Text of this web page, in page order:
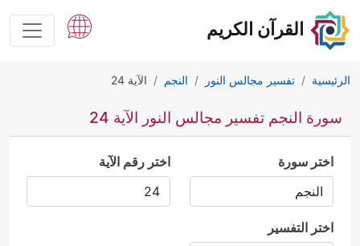
القرآن الكريم
الرئيسية تفسير مجالس النور النجم الآية 24
سورة النجم تفسير مجالس النور الآية 24
اختر سورة اختر رقم الآية
اختر التفسير